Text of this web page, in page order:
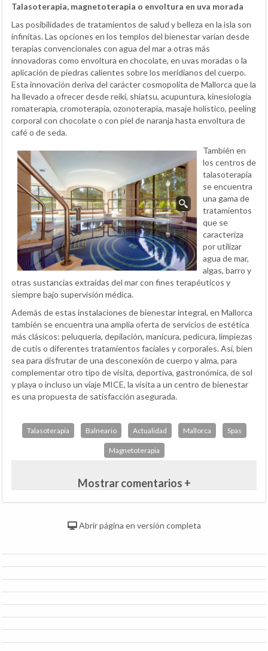
Talasoterapia, magnetoterapia o envoltura en uva morada
Las posibilidades de tratamientos de salud y belleza en la isla son
infinitas. Las opciones en los templos del bienestar varían desde
terapias convencionales con agua del mar a otras más
innovadoras como envoltura en chocolate, en uvas moradas o la
aplicación de piedras calientes sobre los meridianos del cuerpo.
Esta innovación deriva del carácter cosmopolita de Mallorca que la
ha llevado a ofrecer desde reiki, shiatsu, acupuntura, kinesiología
romaterapia, cromoterapia, ozonoterapia, masaje holístico, peeling
corporal con chocolate o con piel de naranja hasta envoltura de
café o de seda.
También en
los centros de
talasoterapia
se encuentra
una gama de
tratamientos
que se
caracteriza
por utilizar
agua de mar,
algas, barro y
otras sustancias extraídas del mar con fines terapéuticos y
siempre bajo supervisión médica.
Además de estas instalaciones de bienestar integral, en Mallorca
también se encuentra una amplia oferta de servicios de estética
más clásicos: peluquería, depilación, manicura, pedicura, limpiezas
de cutis o diferentes tratamientos faciales y corporales. Así, bien
sea para disfrutar de una desconexión de cuerpo y alma, para
complementar otro tipo de visita, deportiva, gastronómica, de sol
y playa o incluso un viaje MICE, la visita a un centro de bienestar
es una propuesta de satisfacción asegurada.
Talasoterapia Balneario Actualidad Mallorca Spas
Magnetoterapia
Mostrar comentarios +
Abrir página en versión completa